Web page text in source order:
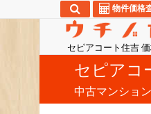
セピアコート住吉
物件価格
セピアコ
中古マンショ